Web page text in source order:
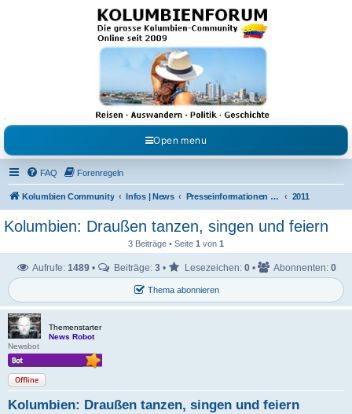
Kolumbienforum - Das
grosse Forum der
Freunde Kolumbiens
Reisen, Auswandern, Kultur, Politik, Geschichte und Visum in Kolumbien und Venezuela.
Austausch, Erfahrungen und Gemeinschaft im Kolumbienforum
Open menu
FAQ Forenregeln
Kolumbien Community Infos | News Presseinformationen & Neuigkeiten 2011
Kolumbien: Draußen tanzen, singen und feiern
3 Beiträge • Seite 1 von 1
Thema abonnieren
Aufrufe: 1489• Beiträge: 3• Lesezeichen: 0• Abonnenten: 0
Themenstarter
News Robot
Newsbot
Offline
Kolumbien: Draußen tanzen, singen und feiern